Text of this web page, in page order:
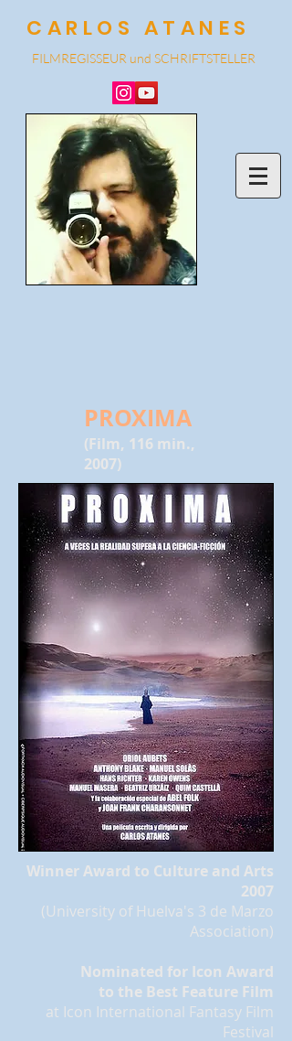
CARLOS ATANES
FILMREGISSEUR und SCHRIFTSTELLER
PROXIMA
(Film, 116 min.,
2007)
Winner Award to Culture and Arts
2007
(University of Huelva's 3 de Marzo
Association)
Nominated for Icon Award
to the Best Feature Film
at Icon International Fantasy Film
Festival